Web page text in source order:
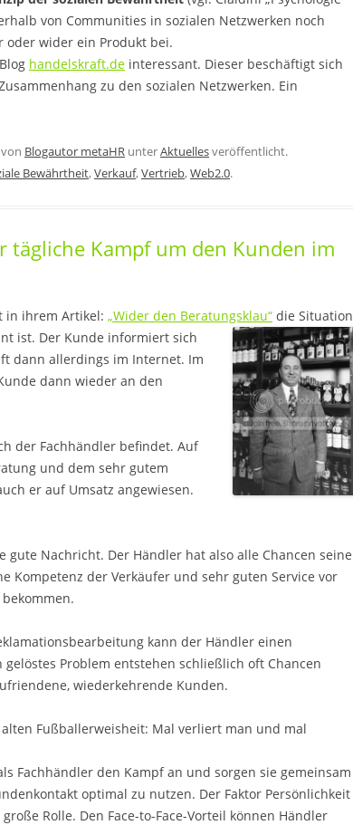
von Communities in sozialen Netzwerken noch
wider ein Produkt bei.
handelskraft.de interessant. Dieser beschäftigt sich
zu den sozialen Netzwerken. Ein
von Blogautor metaHR unterAktuellesveröffentlicht.
Bewährtheit,Verkauf,Vertrieb,Web2.0.
tägliche Kampf um den Kunden im
in ihrem Artikel: „Wider den Beratungsklau“ die Situation
ist. Der Kunde informiert sich
dann allerdings im Internet. Im
dann wieder an den
der Fachhändler befindet. Auf
und dem sehr gutem
er auf Umsatz angewiesen.
gute Nachricht. Der Händler hat also alle Chancen seine
Kompetenz der Verkäufer und sehr guten Service vor
kann der Händler einen
Problem entstehen schließlich oft Chancen
wiederkehrende Kunden.
Fußballerweisheit: Mal verliert man und mal
Fachhändler den Kampf an und sorgen sie gemeinsam
optimal zu nutzen. Der Faktor Persönlichkeit
Rolle. Den Face-to-Face-Vorteil können Händler